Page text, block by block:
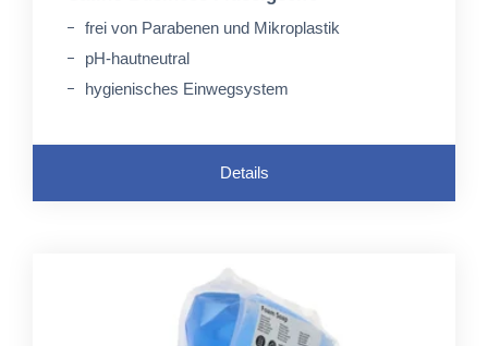
frei von Parabenen und Mikroplastik
pH-hautneutral
hygienisches Einwegsystem
Details